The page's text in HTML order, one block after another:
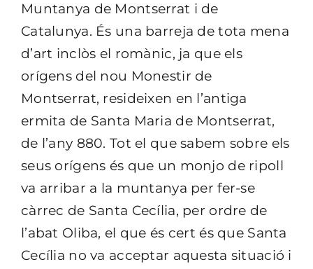
Muntanya de Montserrat i de
Catalunya. És una barreja de tota mena
d’art inclòs el romànic, ja que els
orígens del nou Monestir de
Montserrat, resideixen en l’antiga
ermita de Santa Maria de Montserrat,
de l’any 880. Tot el que sabem sobre els
seus orígens és que un monjo de ripoll
va arribar a la muntanya per fer-se
càrrec de Santa Cecília, per ordre de
l’abat Oliba, el que és cert és que Santa
Cecília no va acceptar aquesta situació i